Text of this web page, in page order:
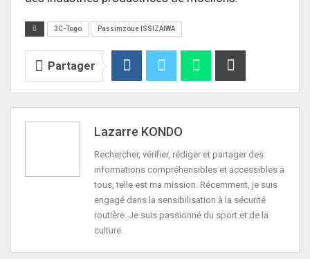
3C-Togo Passimzoue ISSIZAIWA
Partager
Lazarre KONDO
Rechercher, vérifier, rédiger et partager des
informations compréhensibles et accessibles à
tous, telle est ma mission. Récemment, je suis
engagé dans la sensibilisation à la sécurité
routière. Je suis passionné du sport et de la
culture.